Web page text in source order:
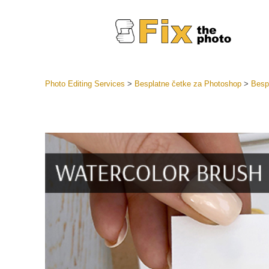
ponude
Mobilne
Photo Editing Services > Besplatne četke za Photoshop>